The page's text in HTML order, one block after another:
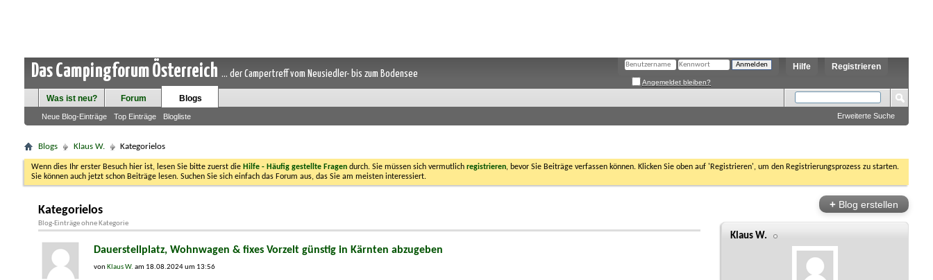
Das Campingforum Österreich ... der Campertreff vom Neusiedler- bis zum Bodensee
Registrieren
Hilfe
Angemeldet bleiben?
Was ist neu? Forum Blogs
Neue Blog-Einträge Top Einträge Blogliste Erweiterte Suche
Blogs Klaus W. Kategorielos
Wenn dies Ihr erster Besuch hier ist, lesen Sie bitte zuerst die Hilfe - Häufig gestellte Fragen durch. Sie müssen sich vermutlich registrieren, bevor Sie Beiträge verfassen können. Klicken Sie oben auf 'Registrieren', um den Registrierungsprozess zu starten.
Sie können auch jetzt schon Beiträge lesen. Suchen Sie sich einfach das Forum aus, das Sie am meisten interessiert.
Kategorielos
Blog-Einträge ohne Kategorie
Dauerstellplatz, Wohnwagen & fixes Vorzelt günstig in Kärnten abzugeben
von Klaus W. am 18.08.2024 um 13:56
+ Blog erstellen
Klaus W.